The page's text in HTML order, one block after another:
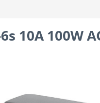
10A 100W